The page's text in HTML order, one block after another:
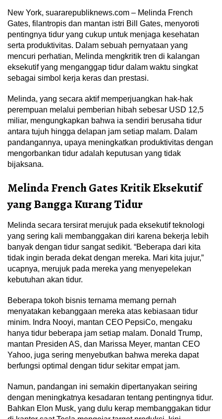
New York, suararepubliknews.com – Melinda French
Gates, filantropis dan mantan istri Bill Gates, menyoroti
pentingnya tidur yang cukup untuk menjaga kesehatan
serta produktivitas. Dalam sebuah pernyataan yang
mencuri perhatian, Melinda mengkritik tren di kalangan
eksekutif yang menganggap tidur dalam waktu singkat
sebagai simbol kerja keras dan prestasi.
Melinda, yang secara aktif memperjuangkan hak-hak
perempuan melalui pemberian hibah sebesar USD 12,5
miliar, mengungkapkan bahwa ia sendiri berusaha tidur
antara tujuh hingga delapan jam setiap malam. Dalam
pandangannya, upaya meningkatkan produktivitas dengan
mengorbankan tidur adalah keputusan yang tidak
bijaksana.
Melinda French Gates Kritik Eksekutif
yang Bangga Kurang Tidur
Melinda secara tersirat merujuk pada eksekutif teknologi
yang sering kali membanggakan diri karena bekerja lebih
banyak dengan tidur sangat sedikit. “Beberapa dari kita
tidak ingin berada dekat dengan mereka. Mari kita jujur,”
ucapnya, merujuk pada mereka yang menyepelekan
kebutuhan akan tidur.
Beberapa tokoh bisnis ternama memang pernah
menyatakan kebanggaan mereka atas kebiasaan tidur
minim. Indra Nooyi, mantan CEO PepsiCo, mengaku
hanya tidur beberapa jam setiap malam. Donald Trump,
mantan Presiden AS, dan Marissa Meyer, mantan CEO
Yahoo, juga sering menyebutkan bahwa mereka dapat
berfungsi optimal dengan tidur sekitar empat jam.
Namun, pandangan ini semakin dipertanyakan seiring
dengan meningkatnya kesadaran tentang pentingnya tidur.
Bahkan Elon Musk, yang dulu kerap membanggakan tidur